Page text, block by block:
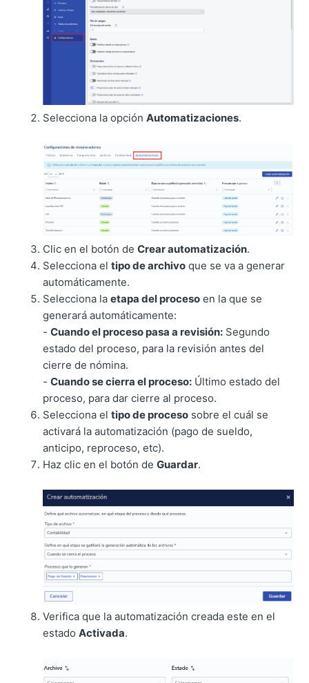
Selecciona la opciónAutomatizaciones.
Clic en el botón deCrear automatización.
Selecciona eltipo de archivo que se va a generar
automáticamente.
Selecciona laetapa del proceso en la que se
generará automáticamente:
-Cuando el proceso pasa a revisión: Segundo
estado del proceso, para la revisión antes del
cierre de nómina.
-Cuando se cierra el proceso: Último estado del
proceso, para dar cierre al proceso.
Selecciona eltipo de proceso sobre el cuál se
activará la automatización (pago de sueldo,
anticipo, reproceso, etc).
Haz clic en el botón deGuardar.
Verifica que la automatización creada este en el
estadoActivada.